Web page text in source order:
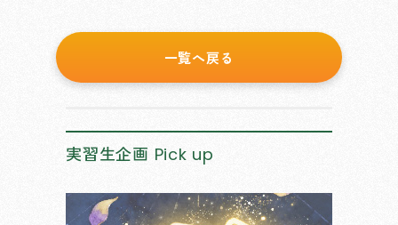
一覧へ戻る
実習生企画 Pick up